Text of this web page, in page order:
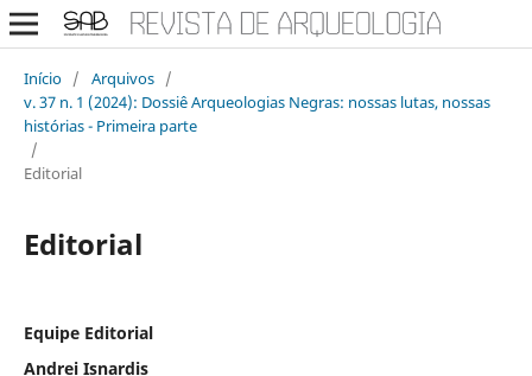
Início / Arquivos /
v. 37 n. 1 (2024): Dossiê Arqueologias Negras: nossas lutas, nossas
histórias - Primeira parte
/
Editorial
Editorial
Equipe Editorial
Andrei Isnardis